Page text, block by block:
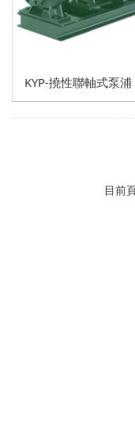
不銹鋼
KYP-撓性聯軸式泵浦
目前